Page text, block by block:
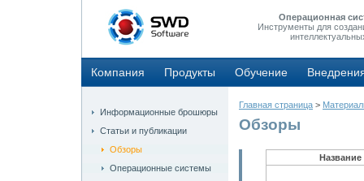
Операционная
Инструменты для
Компания Продукты Обучение
Информационные брошюры
Статьи и публикации
Обзоры
Операционные системы
Главная страница >
Обзоры
Название